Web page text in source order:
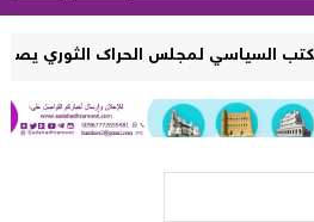
لمجلس الحراك الثوري يصدر بيانا